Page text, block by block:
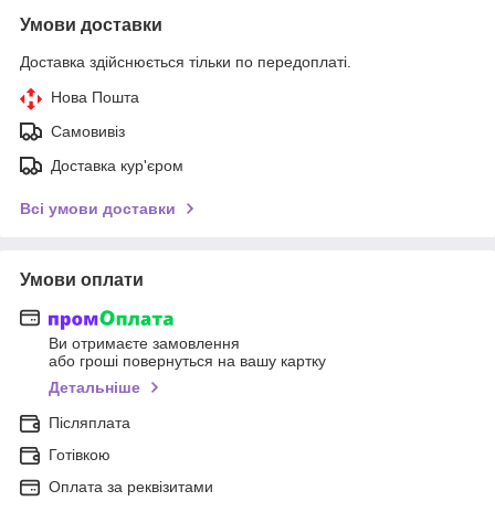
Умови доставки
Доставка здійснюється тільки по передоплаті.
Нова Пошта
Самовивіз
Доставка кур'єром
Всі умови доставки
Умови оплати
Ви отримаєте замовлення
або гроші повернуться на вашу картку
Детальніше
Післяплата
Готівкою
Оплата за реквізитами